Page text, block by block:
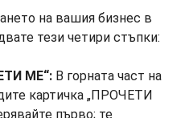
на вашия бизнес в
тези четири стъпки:
МЕ“: В горната част на
картичка „ПРОЧЕТИ
първо; те